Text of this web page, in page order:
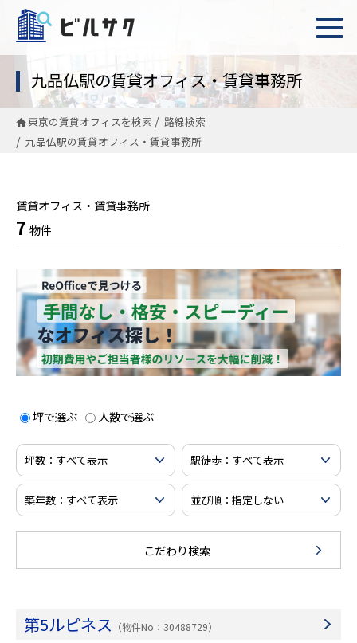
九品仏駅の賃貸オフィス・賃貸事務所
東京の賃貸オフィスを検索
路線検索
九品仏駅の賃貸オフィス・賃貸事務所
賃貸オフィス・賃貸事務所
7 物件
坪で選ぶ 人数で選ぶ
こだわり検索
第5ルピネス （物件No：30488729）